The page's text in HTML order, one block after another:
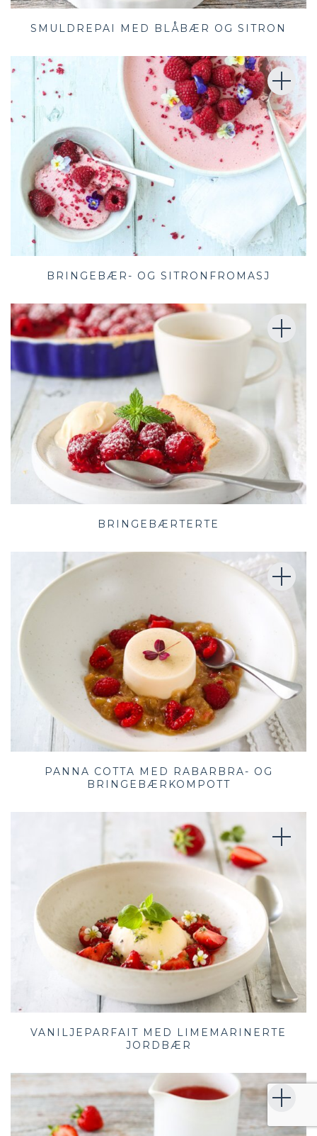
SMULDREPAI MED BLÅBÆR OG SITRON
BRINGEBÆR- OG SITRONFROMASJ
BRINGEBÆRTERTE
PANNA COTTA MED RABARBRA- OG
BRINGEBÆRKOMPOTT
VANILJEPARFAIT MED LIMEMARINERTE
JORDBÆR